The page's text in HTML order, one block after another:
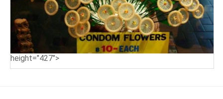
height="427">